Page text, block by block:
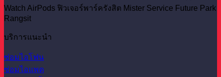
Watch AirPods ฟิวเจอร์พาร์ครังสิต Mister Service Future Park
Rangsit
บริการแนะนำ
ซ่อมไอโฟน
ซ่อมไอแพด